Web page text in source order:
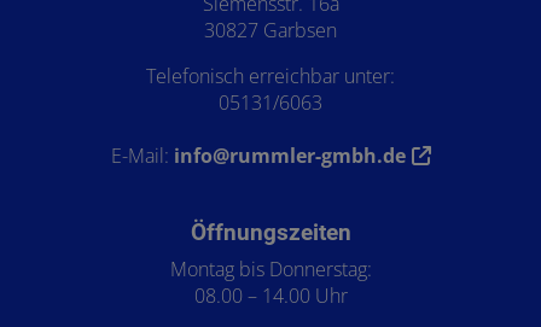
30827 Garbsen
Telefonisch erreichbar unter:
05131/6063
E-Mail: info@rummler-gmbh.de
Öffnungszeiten
Montag bis Donnerstag:
08.00 – 14.00 Uhr